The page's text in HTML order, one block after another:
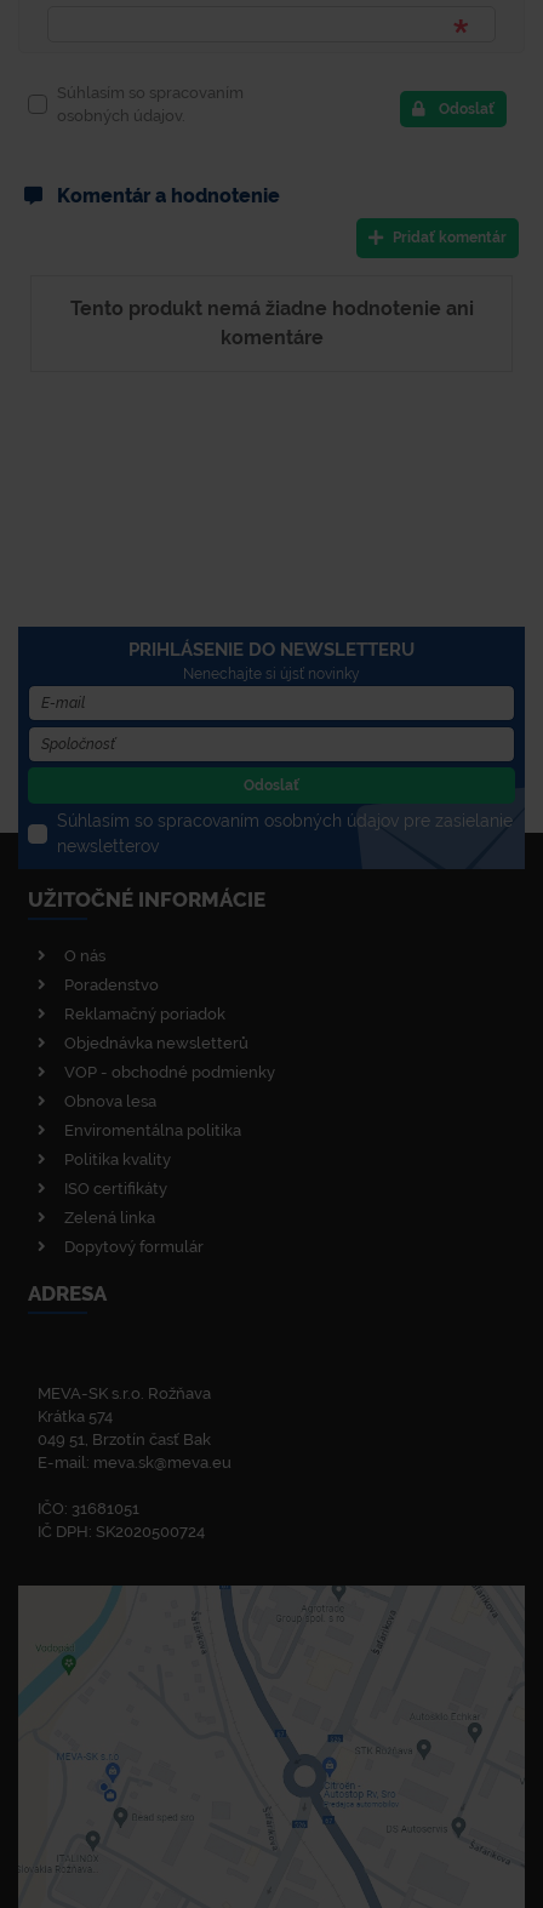
Súhlasím so spracovaním
osobných údajov.
Odoslať
Komentár a hodnotenie
Pridať komentár
Tento produkt nemá žiadne hodnotenie ani
komentáre
PRIHLÁSENIE DO NEWSLETTERU
Nenechajte si újsť novinky
Odoslať
Súhlasím so spracovaním osobných údajov pre zasielanie
newsletterov
UŽITOČNÉ INFORMÁCIE
O nás
Poradenstvo
Reklamačný poriadok
Objednávka newsletterů
VOP - obchodné podmienky
Obnova lesa
Enviromentálna politika
Politika kvality
ISO certifikáty
Zelená linka
Dopytový formulár
ADRESA
MEVA-SK s.r.o. Rožňava
Krátka 574
049 51, Brzotín časť Bak
E-mail: meva.sk@meva.eu
IČO: 31681051
IČ DPH: SK2020500724